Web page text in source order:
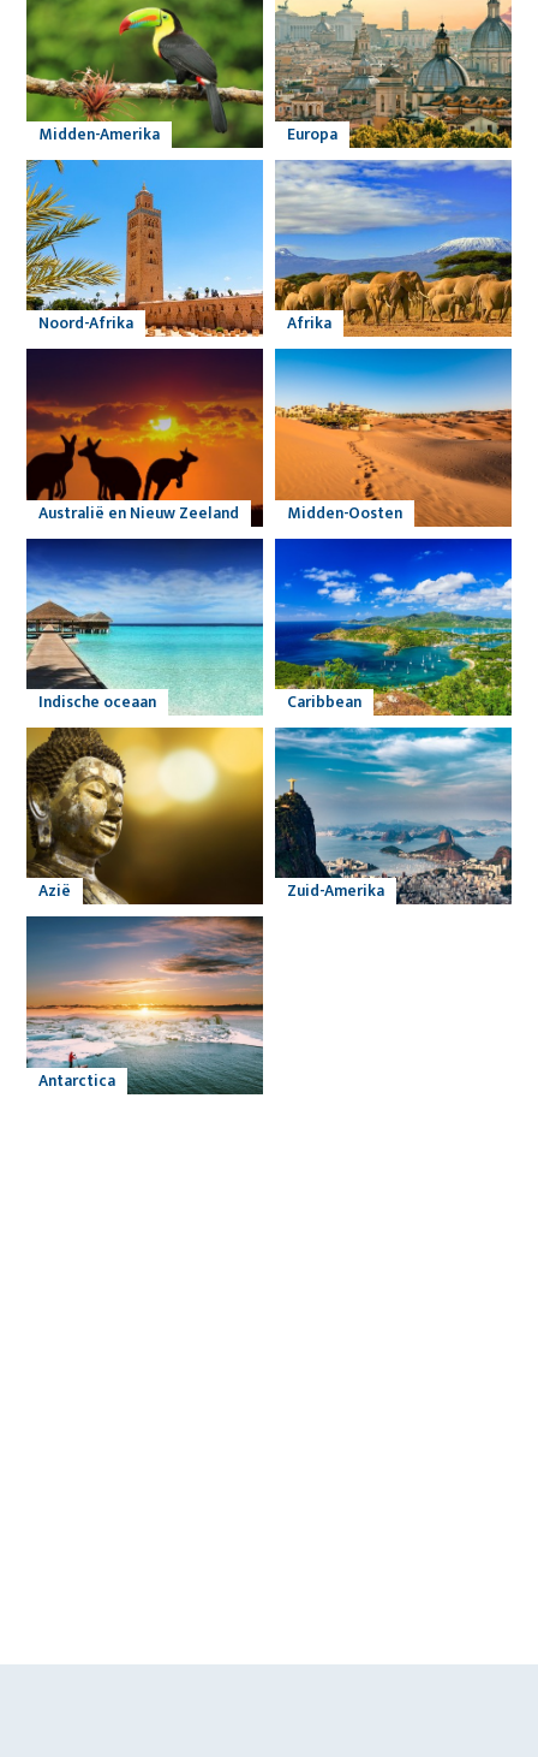
Midden-Amerika Europa
Noord-Afrika Afrika
Australië en Nieuw Zeeland Midden-Oosten
Indische oceaan Caribbean
Azië Zuid-Amerika
Antarctica